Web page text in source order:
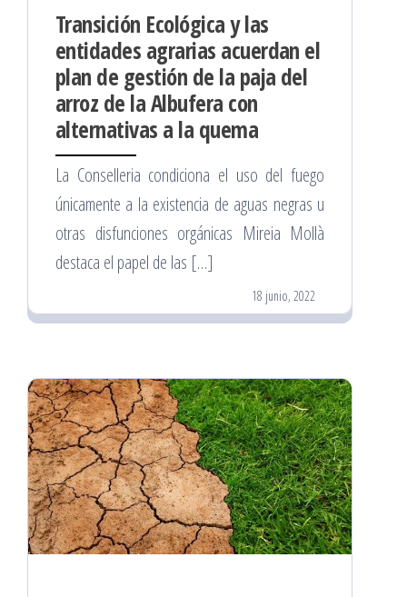
Transición Ecológica y las
entidades agrarias acuerdan el
plan de gestión de la paja del
arroz de la Albufera con
alternativas a la quema
La Conselleria condiciona el uso del fuego
únicamente a la existencia de aguas negras u
otras disfunciones orgánicas Mireia Mollà
destaca el papel de las […]
18 junio, 2022